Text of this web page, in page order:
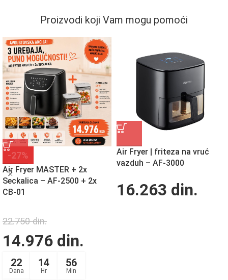
Proizvodi koji Vam mogu pomoći
-27%
Air Fryer MASTER + 2x
Seckalica – AF-2500 + 2x
CB-01
22.750din.
14.976 din.
22
Dana
14
Hr
56
Min
Air Fryer | friteza na vruć
vazduh – AF-3000
16.263 din.